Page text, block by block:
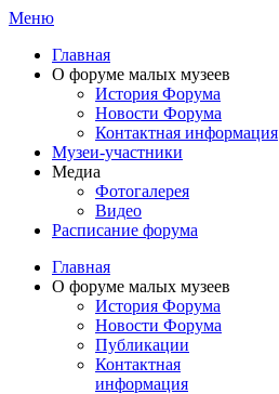
Меню
Главная
О форуме малых музеев
История Форума
Новости Форума
Контактная информация
Музеи-участники
Медиа
Фотогалерея
Видео
Расписание форума
Главная
О форуме малых музеев
История Форума
Новости Форума
Публикации
Контактная
информация